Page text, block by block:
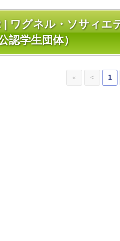
| ワグネル・ソサィエ
認学生団体）
« < 1